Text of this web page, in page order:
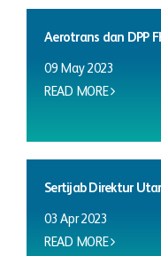
Aerotrans dan DPP
09 May 2023
READ MORE
Sertijab Direktur
03 Apr 2023
READ MORE